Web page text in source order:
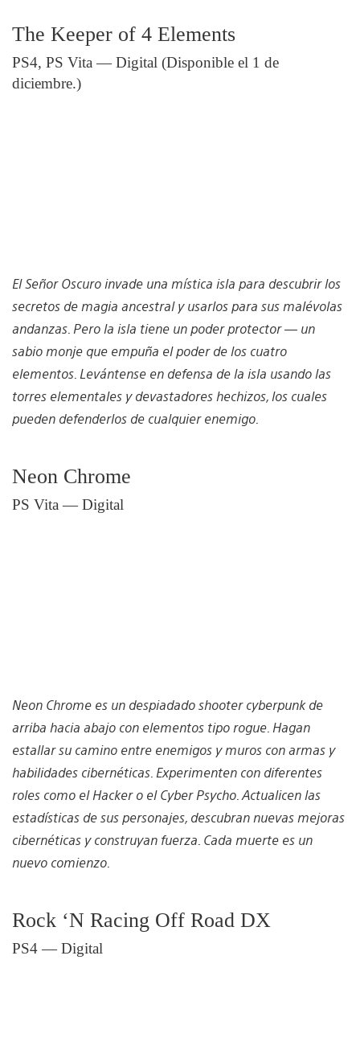
The Keeper of 4 Elements
PS4, PS Vita — Digital (Disponible el 1 de
diciembre.)
El Señor Oscuro invade una mística isla para descubrir los
secretos de magia ancestral y usarlos para sus malévolas
andanzas. Pero la isla tiene un poder protector — un
sabio monje que empuña el poder de los cuatro
elementos. Levántense en defensa de la isla usando las
torres elementales y devastadores hechizos, los cuales
pueden defenderlos de cualquier enemigo.
Neon Chrome
PS Vita — Digital
Neon Chrome es un despiadado shooter cyberpunk de
arriba hacia abajo con elementos tipo rogue. Hagan
estallar su camino entre enemigos y muros con armas y
habilidades cibernéticas. Experimenten con diferentes
roles como el Hacker o el Cyber Psycho. Actualicen las
estadísticas de sus personajes, descubran nuevas mejoras
cibernéticas y construyan fuerza. Cada muerte es un
nuevo comienzo.
Rock ‘N Racing Off Road DX
PS4 — Digital